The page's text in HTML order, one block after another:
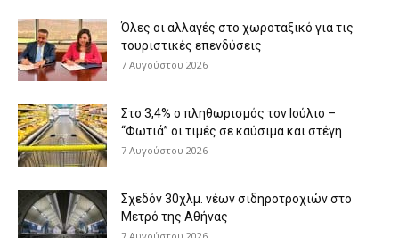
Όλες οι αλλαγές στο χωροταξικό για τις
τουριστικές επενδύσεις
7 Αυγούστου 2026
Στο 3,4% ο πληθωρισμός τον Ιούλιο –
“Φωτιά” οι τιμές σε καύσιμα και στέγη
7 Αυγούστου 2026
Σχεδόν 30χλμ. νέων σιδηροτροχιών στο
Μετρό της Αθήνας